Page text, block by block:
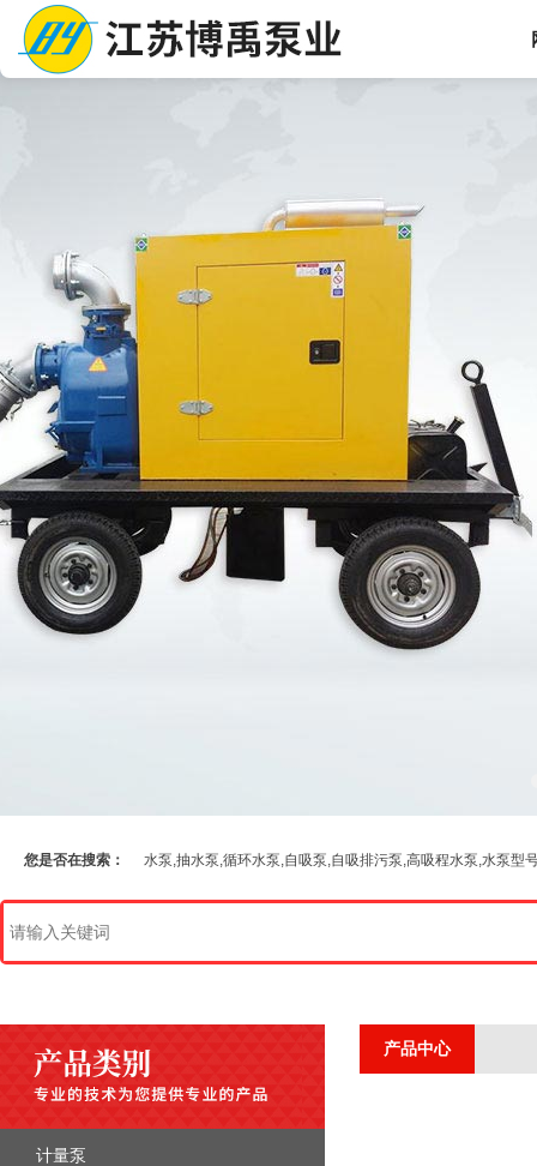
您是否在搜索： 水泵,抽水泵,循环水泵,自吸泵,自吸排污泵,高吸程水泵,水泵型
计量泵
产品中心